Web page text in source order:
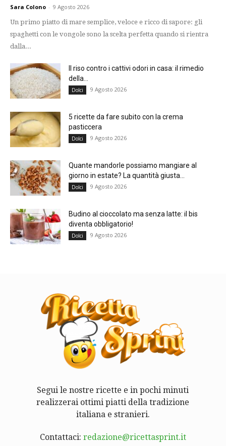
Sara Colono - 9 Agosto 2026
Un primo piatto di mare semplice, veloce e ricco di sapore: gli
spaghetti con le vongole sono la scelta perfetta quando si rientra
dalla...
Il riso contro i cattivi odori in casa: il rimedio
della...
Dolci 9 Agosto 2026
5 ricette da fare subito con la crema
pasticcera
Dolci 9 Agosto 2026
Quante mandorle possiamo mangiare al
giorno in estate? La quantità giusta...
Dolci 9 Agosto 2026
Budino al cioccolato ma senza latte: il bis
diventa obbligatorio!
Dolci 9 Agosto 2026
Segui le nostre ricette e in pochi minuti
realizzerai ottimi piatti della tradizione
italiana e stranieri.
Contattaci: redazione@ricettasprint.it